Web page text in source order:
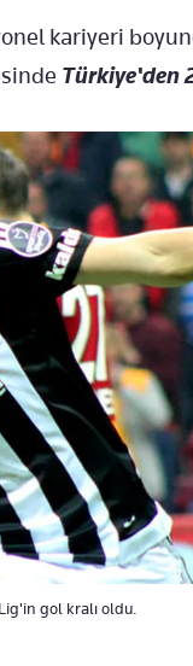
kariyeri
Türkiye'den
gol kralı oldu.